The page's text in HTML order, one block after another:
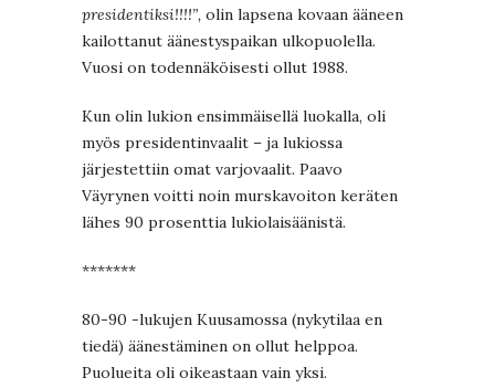
presidentiksi!!!!”, olin lapsena kovaan ääneen
kailottanut äänestyspaikan ulkopuolella.
Vuosi on todennäköisesti ollut 1988.
Kun olin lukion ensimmäisellä luokalla, oli
myös presidentinvaalit – ja lukiossa
järjestettiin omat varjovaalit. Paavo
Väyrynen voitti noin murskavoiton keräten
lähes 90 prosenttia lukiolaisäänistä.
*******
80-90 -lukujen Kuusamossa (nykytilaa en
tiedä) äänestäminen on ollut helppoa.
Puolueita oli oikeastaan vain yksi.